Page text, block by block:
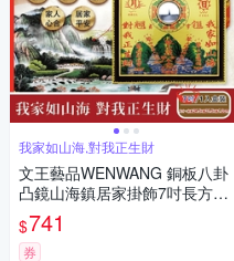
我家如山海,對我正生財
文王藝品WENWANG 銅板八卦
凸鏡山海鎮居家掛飾7吋長方形
1組
$741
券